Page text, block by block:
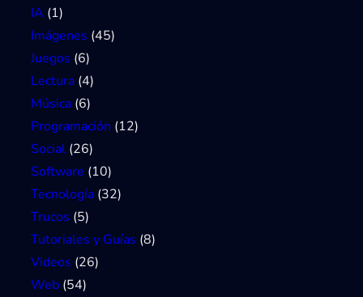
IA (1)
Imágenes (45)
Juegos (6)
Lectura (4)
Música (6)
Programación (12)
Social (26)
Software (10)
Tecnología (32)
Trucos (5)
Tutoriales y Guías (8)
Videos (26)
Web (54)